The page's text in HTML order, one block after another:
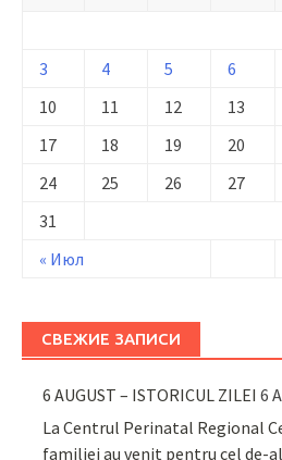
« Июл
3
4 5 6
10
11 12 13
17
18 19 20
24
25 26 27
31
СВЕЖИЕ ЗАПИСИ
6 AUGUST – ISTORICUL ZILEI 6
La Centrul Perinatal Regional
familiei au venit pentru cel de-